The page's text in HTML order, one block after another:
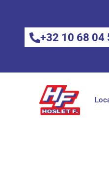
+32 10 68 04